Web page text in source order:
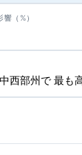
西部州で 最も